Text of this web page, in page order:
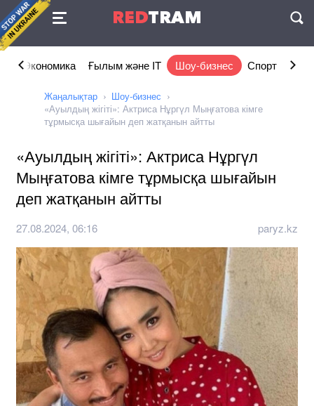
REDTRAM
Келісімі
Экономика Ғылым және IT Шоу-бизнес Спорт Өмір
Жаңалықтар
Шоу-бизнес
«Ауылдың жігіті»: Актриса Нұргүл Мыңғатова кімге
тұрмысқа шығайын деп жатқанын айтты
«Ауылдың жігіті»: Актриса Нұргүл
Мыңғатова кімге тұрмысқа шығайын
деп жатқанын айтты
27.08.2024, 06:16 paryz.kz